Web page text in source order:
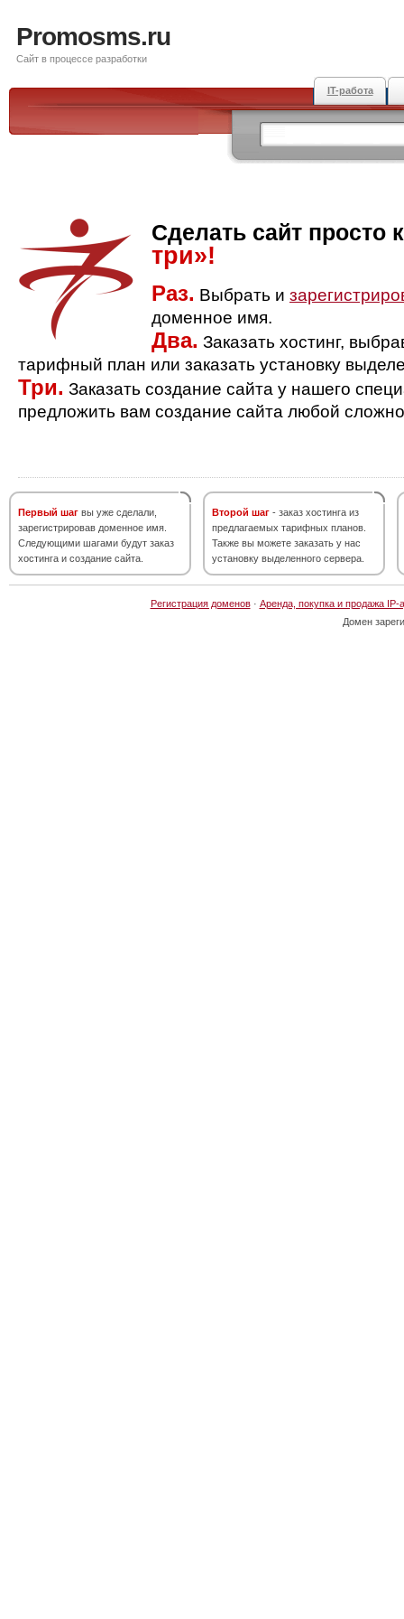
Promosms.ru
Сайт в процессе разработки
IT-работа
Сделать сайт просто
три»!
Раз. Выбрать и
доменное имя.
Два. Заказать хостинг,
тарифный план или заказать установку
Три. Заказать создание сайта у нашего
предложить вам создание сайта любой
Первый шаг вы уже сделали,
зарегистрировав доменное имя.
Следующими шагами будут заказ
хостинга и создание сайта.
Второй шаг - заказ хостинга из
предлагаемых тарифных планов.
Также вы можете заказать у нас
установку выделенного сервера.
Регистрация доменов· Аренда, покупка и продажа IP-
Домен